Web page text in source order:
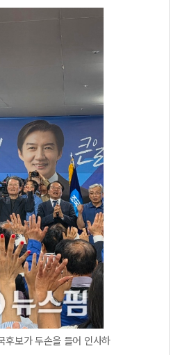
후보가 두손을 들어 인사하